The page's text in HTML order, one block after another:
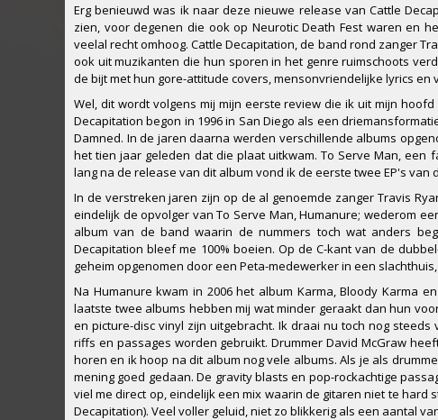
Erg benieuwd was ik naar deze nieuwe release van Cattle
zien, voor degenen die ook op Neurotic Death Fest waren en
veelal recht omhoog. Cattle Decapitation, de band rond zanger
ook uit muzikanten die hun sporen in het genre ruimschoots
de bijt met hun gore-attitude covers, mensonvriendelijke lyrics en
Wel, dit wordt volgens mij mijn eerste review die ik uit mijn
Decapitation begon in 1996 in San Diego als een
Damned. In de jaren daarna werden verschillende albums
het tien jaar geleden dat die plaat uitkwam. To Serve Man, een
lang na de release van dit album vond ik de eerste twee EP's van
In de verstreken jaren zijn op de al genoemde zanger Travis
eindelijk de opvolger van To Serve Man, Humanure; wederom
album van de band waarin de nummers toch wat anders
Decapitation bleef me 100% boeien. Op de C-kant van de
geheim opgenomen door een Peta-medewerker in een
Na Humanure kwam in 2006 het album Karma, Bloody Karma
laatste twee albums hebben mij wat minder geraakt dan hun
en picture-disc vinyl zijn uitgebracht. Ik draai nu toch nog
riffs en passages worden gebruikt. Drummer David McGraw
horen en ik hoop na dit album nog vele albums. Als je als
mening goed gedaan. De gravity blasts en pop-rockachtige
viel me direct op, eindelijk een mix waarin de gitaren niet te
Decapitation). Veel voller geluid, niet zo blikkerig als een aantal